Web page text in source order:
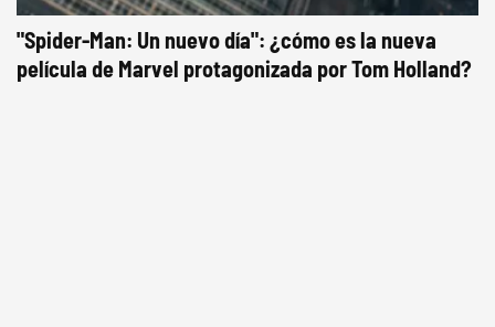
"Spider-Man: Un nuevo día": ¿cómo es la nueva
película de Marvel protagonizada por Tom Holland?